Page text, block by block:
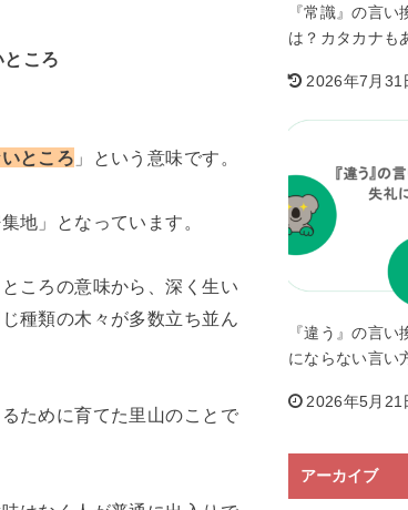
ころ
ところ 」という意味です。
地」となっています。
ころの意味から、深く生い
種類の木々が多数立ち並ん
ために育てた里山のことで
『常識』の言
は？カタカナも
2026年7月31
『違う』の言
にならない言い
2026年5月21
アーカイブ